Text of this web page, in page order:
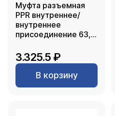
Муфта разъемная
PPR внутреннее/
внутреннее
присоединение 63,
3.325.5 ₽
В корзину